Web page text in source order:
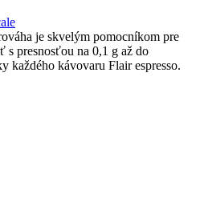
je skvelým pomocníkom pre
s presnosťou na 0,1 g až do
každého kávovaru Flair espresso.